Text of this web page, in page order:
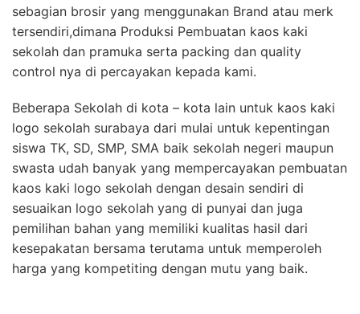
sebagian brosir yang menggunakan Brand atau merk
tersendiri,dimana Produksi Pembuatan kaos kaki
sekolah dan pramuka serta packing dan quality
control nya di percayakan kepada kami.
Beberapa Sekolah di kota – kota lain untuk kaos kaki
logo sekolah surabaya dari mulai untuk kepentingan
siswa TK, SD, SMP, SMA baik sekolah negeri maupun
swasta udah banyak yang mempercayakan pembuatan
kaos kaki logo sekolah dengan desain sendiri di
sesuaikan logo sekolah yang di punyai dan juga
pemilihan bahan yang memiliki kualitas hasil dari
kesepakatan bersama terutama untuk memperoleh
harga yang kompetiting dengan mutu yang baik.